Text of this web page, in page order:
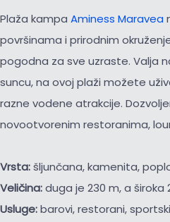
Plaža kampa Aminess Maravea
površinama i prirodnim
pogodna za sve uzraste. Valja
suncu, na ovoj plaži možete
razne vodene atrakcije.
novootvorenim restoranima,
Vrsta:šljunčana, kamenita,
Veličina:duga je 230 m, a široka
Usluge:barovi, restorani,